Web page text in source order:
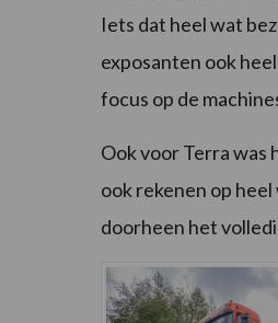
Iets dat heel wat
exposanten ook
focus op de
Ook voor Terra was
ook rekenen op
doorheen het